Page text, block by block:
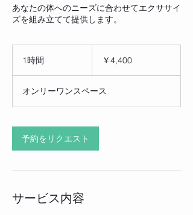
あなたの体へのニーズに合わせてエクササイ
ズを組み立てて提供します。
1時間 ￥4,400
オンリーワンスペース
予約をリクエスト
サービス内容